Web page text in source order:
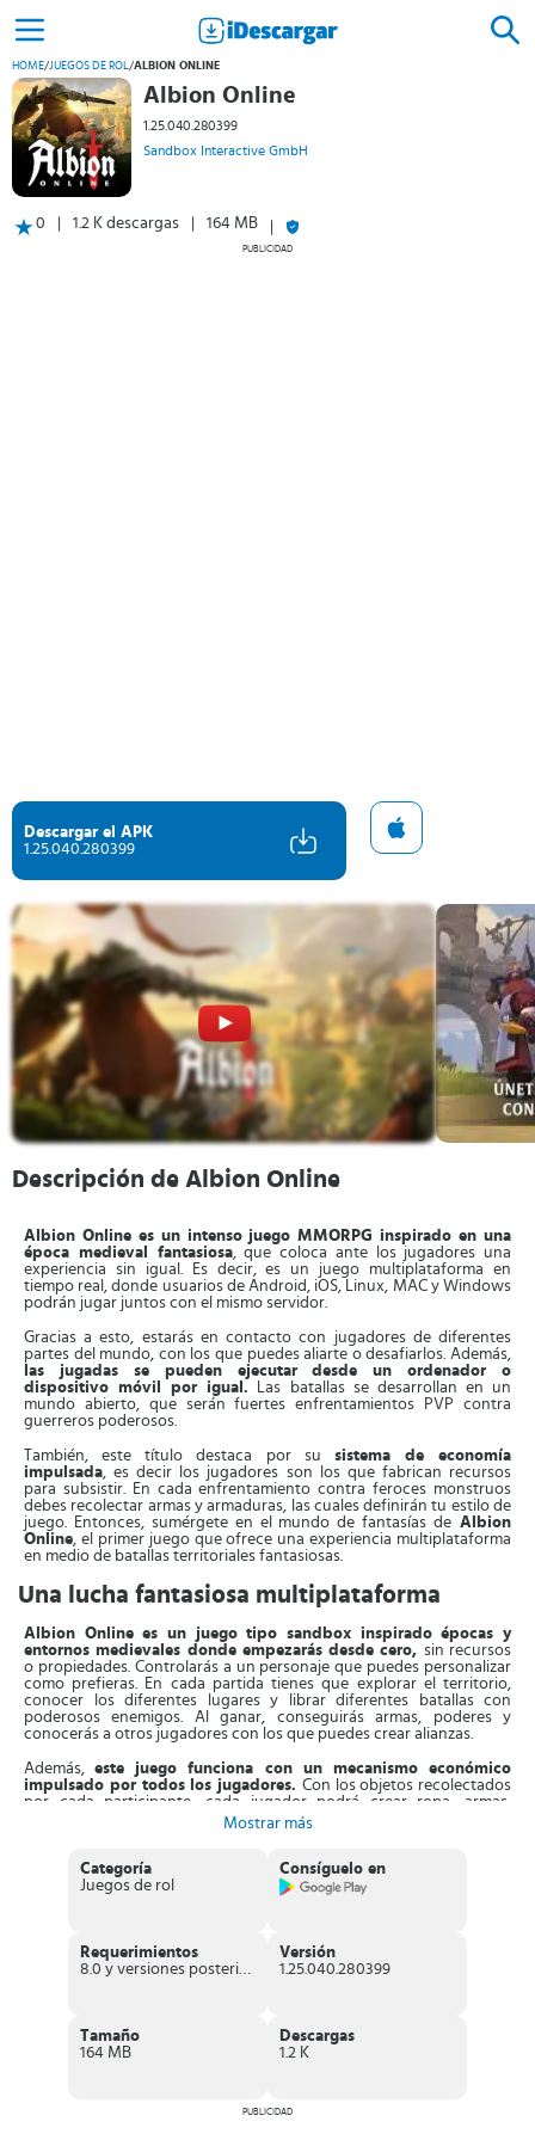
HOME/JUEGOS DE ROL/ALBION ONLINE
Albion Online
1.25.040.280399
Sandbox Interactive GmbH
0 1.2 K descargas 164 MB
PUBLICIDAD
Descargar el APK
1.25.040.280399
Descripción de Albion Online
Albion Online es un intenso juego MMORPG inspirado en una
época medieval fantasiosa, que coloca ante los jugadores una
experiencia sin igual. Es decir, es un juego multiplataforma en
tiempo real, donde usuarios de Android, iOS, Linux, MAC y Windows
podrán jugar juntos con el mismo servidor.
Gracias a esto, estarás en contacto con jugadores de diferentes
partes del mundo, con los que puedes aliarte o desafiarlos. Además,
las jugadas se pueden ejecutar desde un ordenador o
dispositivo móvil por igual. Las batallas se desarrollan en un
mundo abierto, que serán fuertes enfrentamientos PVP contra
guerreros poderosos.
También, este título destaca por su sistema de economía
impulsada, es decir los jugadores son los que fabrican recursos
para subsistir. En cada enfrentamiento contra feroces monstruos
debes recolectar armas y armaduras, las cuales definirán tu estilo de
juego. Entonces, sumérgete en el mundo de fantasías de Albion
Online, el primer juego que ofrece una experiencia multiplataforma
en medio de batallas territoriales fantasiosas.
Una lucha fantasiosa multiplataforma
Albion Online es un juego tipo sandbox inspirado épocas y
entornos medievales donde empezarás desde cero, sin recursos
o propiedades. Controlarás a un personaje que puedes personalizar
como prefieras. En cada partida tienes que explorar el territorio,
conocer los diferentes lugares y librar diferentes batallas con
poderosos enemigos. Al ganar, conseguirás armas, poderes y
conocerás a otros jugadores con los que puedes crear alianzas.
Además,este juego funciona con un mecanismo económico
impulsado por todos los jugadores. Con los objetos recolectados
por cada participante, cada jugador podrá crear ropa, armas,
herramientas, edificios y más. Tendrás la oportunidad de crear
Asimismo, consta de un sistema de control sencillo
para equipos táctiles y ordenadores. Con tan solo pulsar en
editor de personaje, con el cual podrás personalizar a tu
guerrero como desees.Al avanzar en tus misiones, tendrás la
prefieras,debes explorar los terrenos, enfrentarte a monstruos y
otros jugadores en arenas PVP.
Pueden ser batallas pequeñas o
una granja con tu gremio a cultivar tierras.
Mostrar más
Categoría
Juegos de rol
Consíguelo en
Requerimientos
8.0 y versiones posteriores
Versión
1.25.040.280399
Tamaño
164 MB
Descargas
1.2 K
PUBLICIDAD